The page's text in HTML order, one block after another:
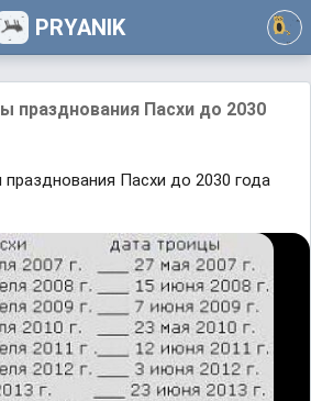
PRYANIK
Пасхи до 2030
Пасхи до 2030 года